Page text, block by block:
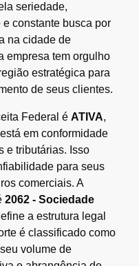
seriedade,
constante busca por
na cidade de
empresa tem orgulho
estratégica para
de seus clientes.
Federal é ATIVA,
em conformidade
e tributárias. Isso
para seus
comerciais. A
2062 - Sociedade
a estrutura legal
é classificado como
volume de